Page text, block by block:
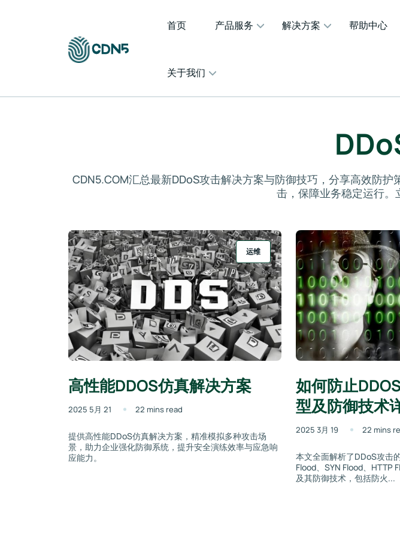
首页 产品服务 解决方案 帮助中心
关于我们
CDN5.COM汇总最新DDoS攻击解决方案与防御技巧，分享高效防
击，保障业务稳定运行。
运维
高性能DDOS仿真解决方案
2025 5月 21 22 mins read
提供高性能DDoS仿真解决方案，精准模拟多种攻击场
景，助力企业强化防御系统，提升安全演练效率与应急响
应能力。
如何防止
型及防御技术
2025 3月 19 22 mins
本文全面解析了DDoS攻击
Flood、SYN Flood、HTTP
及其防御技术，包括防火...